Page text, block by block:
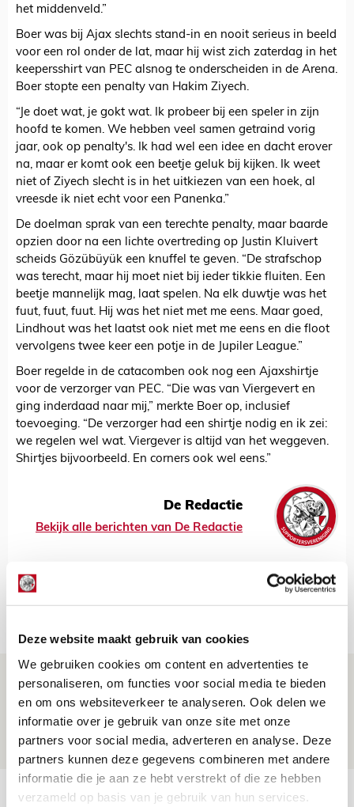
Deze website maakt gebruik van cookies
We gebruiken cookies om content en advertenties te
personaliseren, om functies voor social media te bieden
en om ons websiteverkeer te analyseren. Ook delen we
informatie over je gebruik van onze site met onze
partners voor social media, adverteren en analyse. Deze
partners kunnen deze gegevens combineren met andere
informatie die je aan ze hebt verstrekt of die ze hebben
verzameld op basis van je gebruik van hun services.
het middenveld.”
Boer was bij Ajax slechts stand-in en nooit serieus in beeld
voor een rol onder de lat, maar hij wist zich zaterdag in het
keepersshirt van PEC alsnog te onderscheiden in de Arena.
Boer stopte een penalty van Hakim Ziyech.
“Je doet wat, je gokt wat. Ik probeer bij een speler in zijn
hoofd te komen. We hebben veel samen getraind vorig
jaar, ook op penalty's. Ik had wel een idee en dacht erover
na, maar er komt ook een beetje geluk bij kijken. Ik weet
niet of Ziyech slecht is in het uitkiezen van een hoek, al
vreesde ik niet echt voor een Panenka.”
De doelman sprak van een terechte penalty, maar baarde
opzien door na een lichte overtreding op Justin Kluivert
scheids Gözübüyük een knuffel te geven. “De strafschop
was terecht, maar hij moet niet bij ieder tikkie fluiten. Een
beetje mannelijk mag, laat spelen. Na elk duwtje was het
fuut, fuut, fuut. Hij was het niet met me eens. Maar goed,
Lindhout was het laatst ook niet met me eens en die floot
vervolgens twee keer een potje in de Jupiler League.”
Boer regelde in de catacomben ook nog een Ajaxshirtje
voor de verzorger van PEC. “Die was van Viergevert en
ging inderdaad naar mij,” merkte Boer op, inclusief
toevoeging. “De verzorger had een shirtje nodig en ik zei:
we regelen wel wat. Viergever is altijd van het weggeven.
Shirtjes bijvoorbeeld. En corners ook wel eens.”
De Redactie
Bekijk alle berichten van De Redactie
Brandt: ‘Ajax en Cruijff bleven door
mijn hoofd spoken’
07 AUGUSTUS 2026 - 20:02
NIEUWS
Míchel geeft blessure-update en